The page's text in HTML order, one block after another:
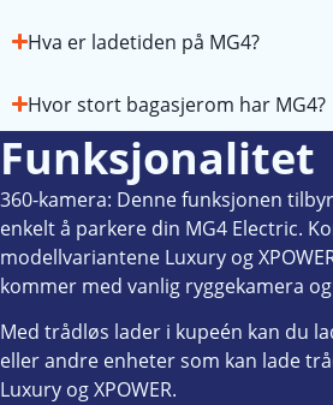
Hva er ladetiden på MG4?
Hvor stort bagasjerom har MG4?
Funksjonalitet
360-kamera: Denne funksjonen
enkelt å parkere din MG4 Electric.
modellvariantene Luxury og
kommer med vanlig ryggekamera
Med trådløs lader i kupeén kan du
eller andre enheter som kan lade
Luxury og XPOWER.